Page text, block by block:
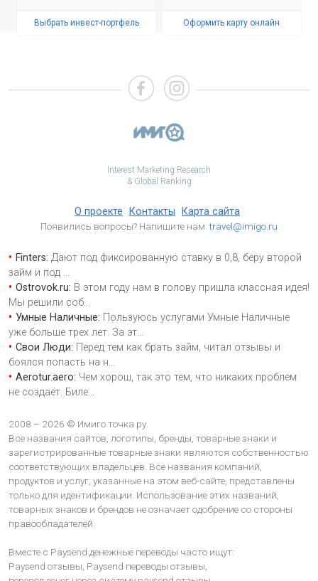
Выбрать инвест-портфель Оформить карту онлайн
Interest Marketing Research
& Global Ranking
О проекте Контакты Карта сайта
Появились вопросы? Напишите нам:travel@imigo.ru
Finters: Дают под фиксированную ставку в 0,8, беру второй
займ и под ...
Ostrovok.ru: В этом году нам в голову пришла классная идея!
Мы решили соб...
Умные Наличные: Пользуюсь услугами Умные Наличные
уже больше трех лет. За эт...
Свои Люди: Перед тем как брать займ, читал отзывы и
боялся попасть на н...
Aerotur.aero: Чем хорош, так это тем, что никаких проблем
не создаёт. Биле...
2008 – 2026 © Имиго точка ру.
Все названия сайтов, логотипы, бренды, товарные знаки и
зарегистрированные товарные знаки являются собственностью
соответствующих владельцев. Все названия компаний,
продуктов и услуг, указанные на этом веб-сайте, представлены
только для идентификации. Использование этих названий,
товарных знаков и брендов не означает одобрение со стороны
правообладателей.
Вместе с Paysend денежные переводы часто ищут:
Paysend отзывы, Paysend переводы отзывы,